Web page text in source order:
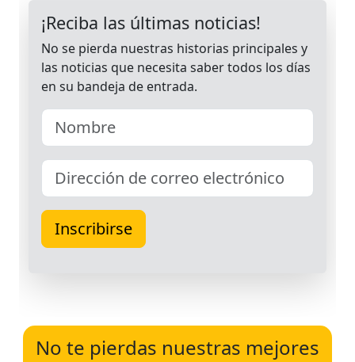
No te pierdas nuestras mejores